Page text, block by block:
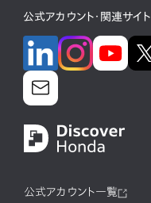
公式アカウント・関連サイト
公式アカウント一覧